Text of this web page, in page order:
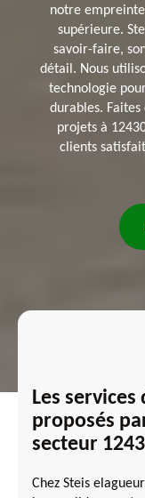
notre
supérieure.
savoir-faire,
détail. Nous
technologie
durables.
projets à
clients
Les
proposés
secteur
Chez Steis